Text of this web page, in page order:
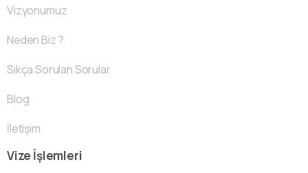
Vizyonumuz
Neden Biz ?
Sıkça Sorulan Sorular
Blog
İletişim
Vize İşlemleri